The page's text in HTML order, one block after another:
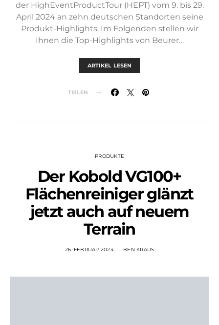
der HighEventProductTour (HEPT) vom 9. bis 29.
April 2024 an zehn deutschen Standorten seine
Produkt-Highlights. Im Folgenden stellen wir
Ihnen die Top-Highlights von Beurer…
ARTIKEL LESEN
TEILEN
PRODUKTE
Der Kobold VG100+
Flächenreiniger glänzt
jetzt auch auf neuem
Terrain
26. FEBRUAR 2024 BEN KRAUS